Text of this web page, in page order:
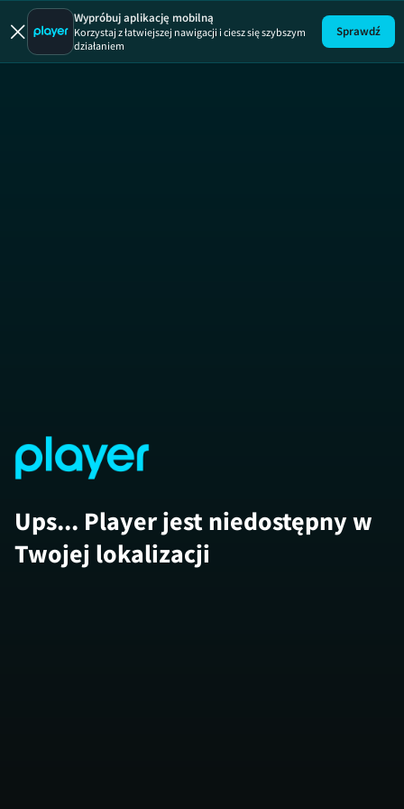
Wypróbuj aplikację mobilną
Korzystaj z łatwiejszej nawigacji i ciesz się szybszym
działaniem
Sprawdź
Ups... Player jest niedostępny w
Twojej lokalizacji